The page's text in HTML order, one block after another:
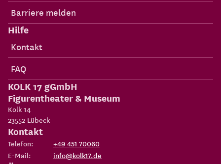
Barriere melden
Hilfe
Kontakt
FAQ
KOLK 17 gGmbH
Figurentheater & Museum
Kolk 14
23552 Lübeck
Kontakt
Telefon:
+49 451 70060
E-Mail:
info@kolk17.de